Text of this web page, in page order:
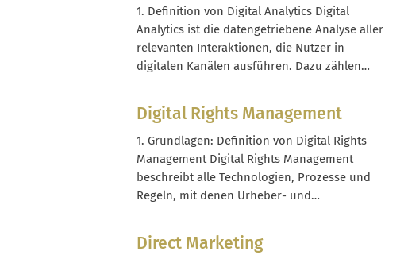
Systeme wie PIM oder ERP, aber auch Services
wie Recommendation-Engines oder Content-
Generatoren. Ein...
1. Definition von Digital Analytics Digital
Analytics ist die datengetriebene Analyse aller
relevanten Interaktionen, die Nutzer in
digitalen Kanälen ausführen. Dazu zählen
Anmeldungen, aber auch Reaktionen auf
Kampagnen in Kanälen wie Google Ads, Social
Media oder E-Mail. Im Kern verbindet Digital
Analytics drei Bereiche:...
Digital Rights Management
1. Grundlagen: Definition von Digital Rights
Management Digital Rights Management
beschreibt alle Technologien, Prozesse und
Regeln, mit denen Urheber- und
verwaltet und durchgesetzt werden. Typische
Anwendungsfälle sind Streaming-
Direct Marketing